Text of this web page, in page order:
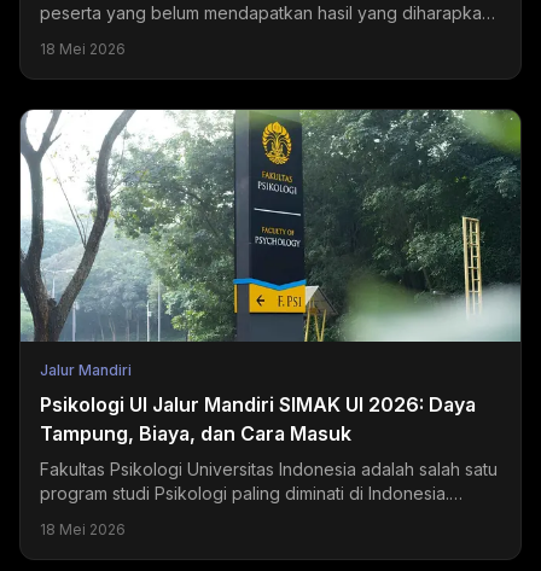
peserta yang belum mendapatkan hasil yang diharapkan,
18 Mei 2026
Jalur Mandiri
Psikologi UI Jalur Mandiri SIMAK UI 2026: Daya
Tampung, Biaya, dan Cara Masuk
Fakultas Psikologi Universitas Indonesia adalah salah satu
program studi Psikologi paling diminati di Indonesia.
18 Mei 2026